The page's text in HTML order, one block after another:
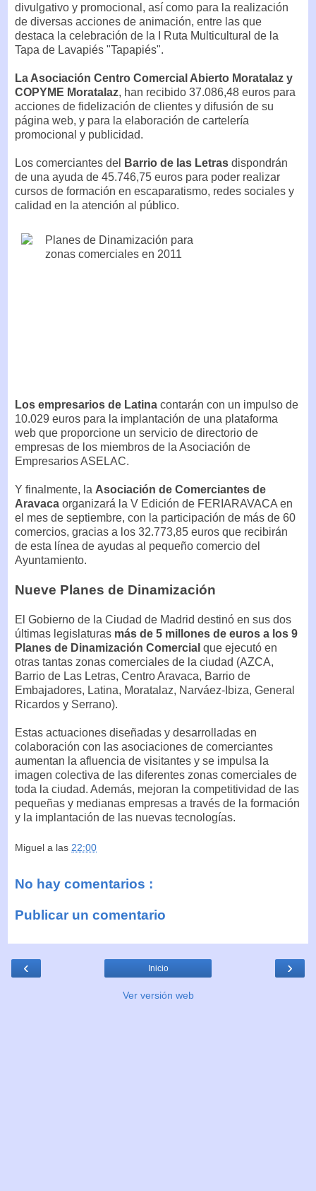
divulgativo y promocional, así como para la realización
de diversas acciones de animación, entre las que
destaca la celebración de la I Ruta Multicultural de la
Tapa de Lavapiés "Tapapiés".
La Asociación Centro Comercial Abierto Moratalaz y
COPYME Moratalaz, han recibido 37.086,48 euros para
acciones de fidelización de clientes y difusión de su
página web, y para la elaboración de cartelería
promocional y publicidad.
Los comerciantes del Barrio de las Letras dispondrán
de una ayuda de 45.746,75 euros para poder realizar
cursos de formación en escaparatismo, redes sociales y
calidad en la atención al público.
Los empresarios de Latina contarán con un impulso de
10.029 euros para la implantación de una plataforma
web que proporcione un servicio de directorio de
empresas de los miembros de la Asociación de
Empresarios ASELAC.
Y finalmente, la Asociación de Comerciantes de
Aravaca organizará la V Edición de FERIARAVACA en
el mes de septiembre, con la participación de más de 60
comercios, gracias a los 32.773,85 euros que recibirán
de esta línea de ayudas al pequeño comercio del
Ayuntamiento.
Nueve Planes de Dinamización
El Gobierno de la Ciudad de Madrid destinó en sus dos
últimas legislaturas más de 5 millones de euros a los 9
Planes de Dinamización Comercial que ejecutó en
otras tantas zonas comerciales de la ciudad (AZCA,
Barrio de Las Letras, Centro Aravaca, Barrio de
Embajadores, Latina, Moratalaz, Narváez-Ibiza, General
Ricardos y Serrano).
Estas actuaciones diseñadas y desarrolladas en
colaboración con las asociaciones de comerciantes
aumentan la afluencia de visitantes y se impulsa la
imagen colectiva de las diferentes zonas comerciales de
toda la ciudad. Además, mejoran la competitividad de las
pequeñas y medianas empresas a través de la formación
y la implantación de las nuevas tecnologías.
Miguel a las 22:00
No hay comentarios :
Publicar un comentario
‹ ›
Inicio
Ver versión web